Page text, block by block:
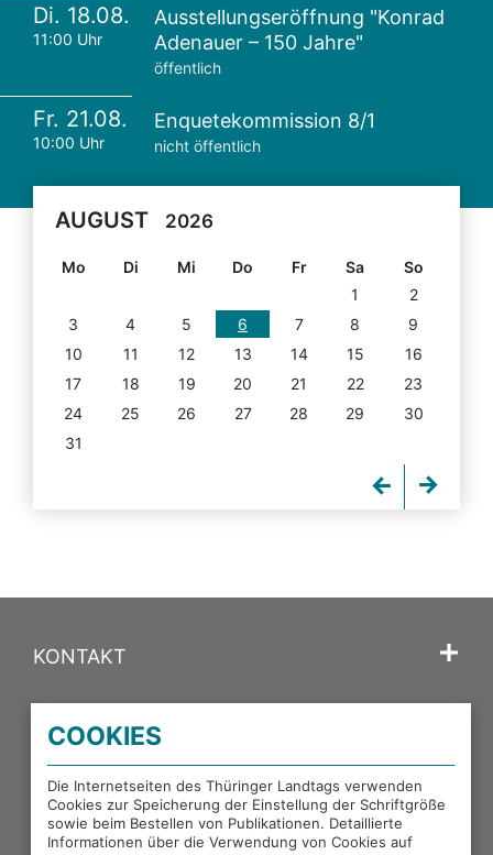
Di. 18.08.
11:00 Uhr
Ausstellungseröffnung "Konrad
Adenauer – 150 Jahre"
öffentlich
Fr. 21.08.
10:00 Uhr
Enquetekommission 8/1
nicht öffentlich
AUGUST 2026
Mo Di Mi Do Fr Sa
So
1
2
3
4 5 6 7 8
9
10
11 12 13 14 15
16
17
18 19 20 21 22
23
24
25 26 27 28 29
30
31
KONTAKT
PORTALE DES THÜRINGER LANDTAGS
EXTERNE LINKS
COOKIES
Die Internetseiten des Thüringer Landtags verwenden
Cookies zur Speicherung der Einstellung der Schriftgröße
sowie beim Bestellen von Publikationen. Detaillierte
Informationen über die Verwendung von Cookies auf